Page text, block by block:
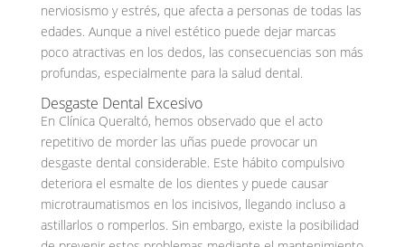
nerviosismo y estrés, que afecta a personas de todas las
edades. Aunque a nivel estético puede dejar marcas
poco atractivas en los dedos, las consecuencias son más
profundas, especialmente para la salud dental.
Desgaste Dental Excesivo
En Clínica Queraltó, hemos observado que el acto
repetitivo de morder las uñas puede provocar un
desgaste dental considerable. Este hábito compulsivo
deteriora el esmalte de los dientes y puede causar
microtraumatismos en los incisivos, llegando incluso a
astillarlos o romperlos. Sin embargo, existe la posibilidad